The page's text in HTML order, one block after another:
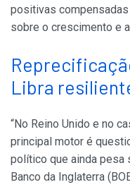
positivas
sobre o crescimento e
Libra
“No Reino Unido e no
principal motor é
político que ainda pesa
Banco da Inglaterra